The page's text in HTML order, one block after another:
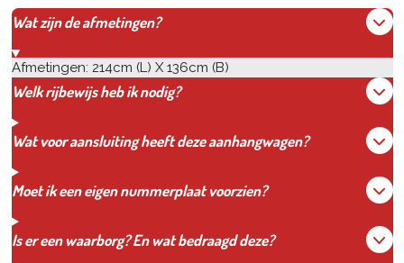
Wat zijn de afmetingen?
Afmetingen: 214cm (L) X 136cm (B)
Welk rijbewijs heb ik nodig?
Wat voor aansluiting heeft deze aanhangwagen?
Moet ik een eigen nummerplaat voorzien?
Is er een waarborg? En wat bedraagd deze?